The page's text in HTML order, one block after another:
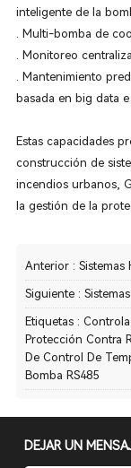
inteligente de la
. Multi-bomba de
. Monitoreo
. Mantenimiento
basada en big data
Estas capacidades
construcción de
incendios urbanos,
la gestión de la
Anterior : Sistemas
Siguiente :
Etiquetas :
Protección Contra
De Control De
Bomba RS485
DEJAR UN